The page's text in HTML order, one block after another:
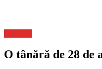
O tânără de 28